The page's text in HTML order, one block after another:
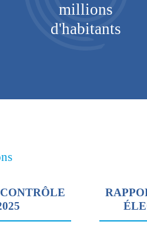
millions
d'habitants